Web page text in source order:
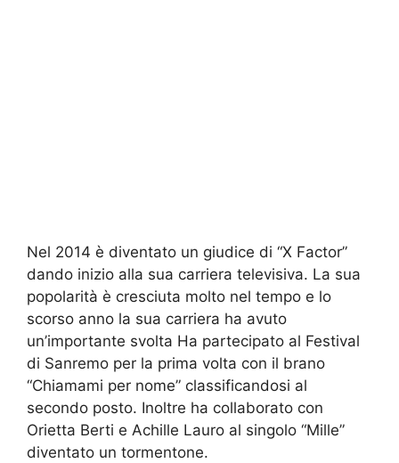
Nel 2014 è diventato un giudice di “X Factor”
dando inizio alla sua carriera televisiva. La sua
popolarità è cresciuta molto nel tempo e lo
scorso anno la sua carriera ha avuto
un’importante svolta Ha partecipato al Festival
di Sanremo per la prima volta con il brano
“Chiamami per nome” classificandosi al
secondo posto. Inoltre ha collaborato con
Orietta Berti e Achille Lauro al singolo “Mille”
diventato un tormentone.